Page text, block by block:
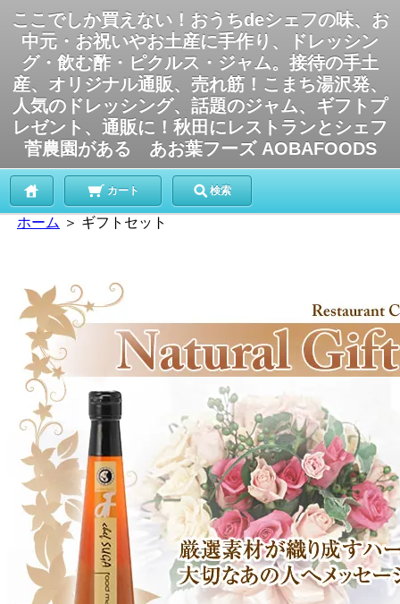
ここでしか買えない！おうちdeシェフの味、お
中元・お祝いやお土産に手作り、ドレッシン
グ・飲む酢・ピクルス・ジャム。接待の手土
産、オリジナル通販、売れ筋！こまち湯沢発、
人気のドレッシング、話題のジャム、ギフトプ
レゼント、通販に！秋田にレストランとシェフ
菅農園がある あお葉フーズ AOBAFOODS
カート 検索
ホーム ＞ ギフトセット